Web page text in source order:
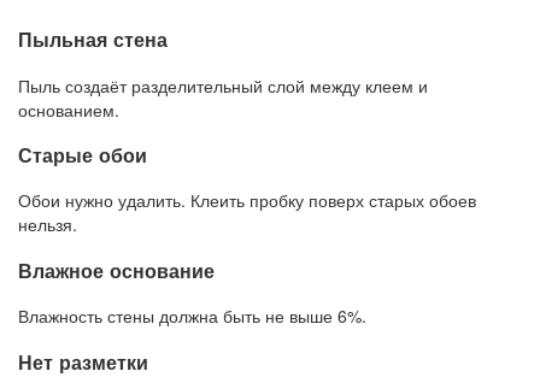
Пыльная стена
Пыль создаёт разделительный слой между клеем и
основанием.
Старые обои
Обои нужно удалить. Клеить пробку поверх старых обоев
нельзя.
Влажное основание
Влажность стены должна быть не выше 6%.
Нет разметки